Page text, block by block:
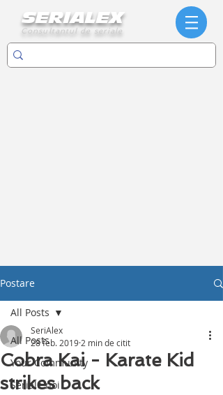
SERIALEX
Consultantul de seriale
Postare
All Posts
Your Community
Seriale noi
All Posts
Cobra Kai - Karate Kid
strikes back
SeriAlex
28 feb. 2019 2 min de citit